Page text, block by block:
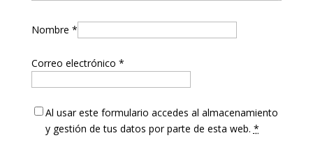
Nombre *
Correo electrónico *
Al usar este formulario accedes al almacenamiento
y gestión de tus datos por parte de esta web. *